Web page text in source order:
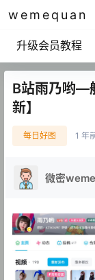
wemequan
升级会员教程
B站雨乃哟—
新】
每日好图 1 年
微密